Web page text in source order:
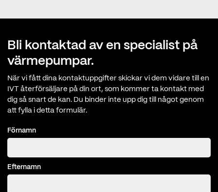
Bli kontaktad av en specialist på
värmepumpar.
När vi fått dina kontaktuppgifter skickar vi dem vidare till en
IVT återförsäljare på din ort, som kommer ta kontakt med
dig så snart de kan. Du binder inte upp dig till något genom
att fylla i detta formulär.
Förnamn
Efternamn